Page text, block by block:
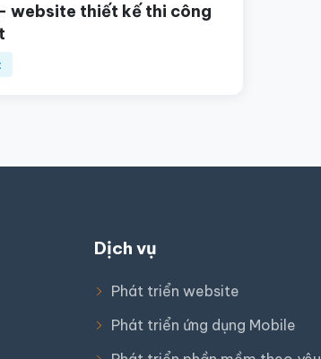
website thiết kế thi công
Dịch vụ
Phát triển website
Phát triển ứng dụng Mobile